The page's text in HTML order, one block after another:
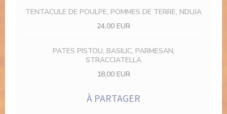
TENTACULE DE POULPE, POMMES DE TERRE, NDUJA
24,00 EUR
PATES PISTOU, BASILIC, PARMESAN,
STRACCIATELLA
18,00 EUR
À PARTAGER